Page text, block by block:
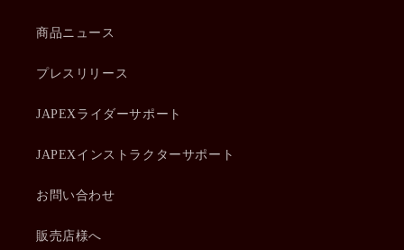
商品ニュース
プレスリリース
JAPEXライダーサポート
JAPEXインストラクターサポート
お問い合わせ
販売店様へ